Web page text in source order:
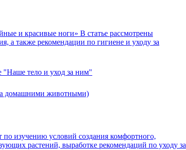
и красивые ноги» В статье рассмотрены
а также рекомендации по гигиене и уходу за
"Наше тело и уход за ним"
домашними животными)
изучению условий создания комфортного,
растений, выработке рекомендаций по уходу за